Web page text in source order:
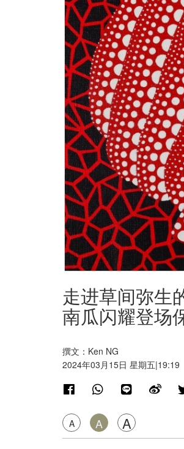
走进草间弥生
南瓜闪耀登场
撰文：Ken NG
2024年03月15日 星期五|19:19
A A A